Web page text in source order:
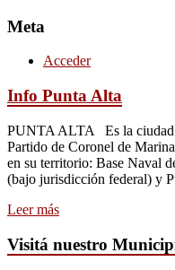
Meta
Acceder
Info Punta Alta
PUNTA ALTA Es la ciudad
Partido de Coronel de
en su territorio: Base Naval
(bajo jurisdicción federal) y
Leer más
Visitá nuestro